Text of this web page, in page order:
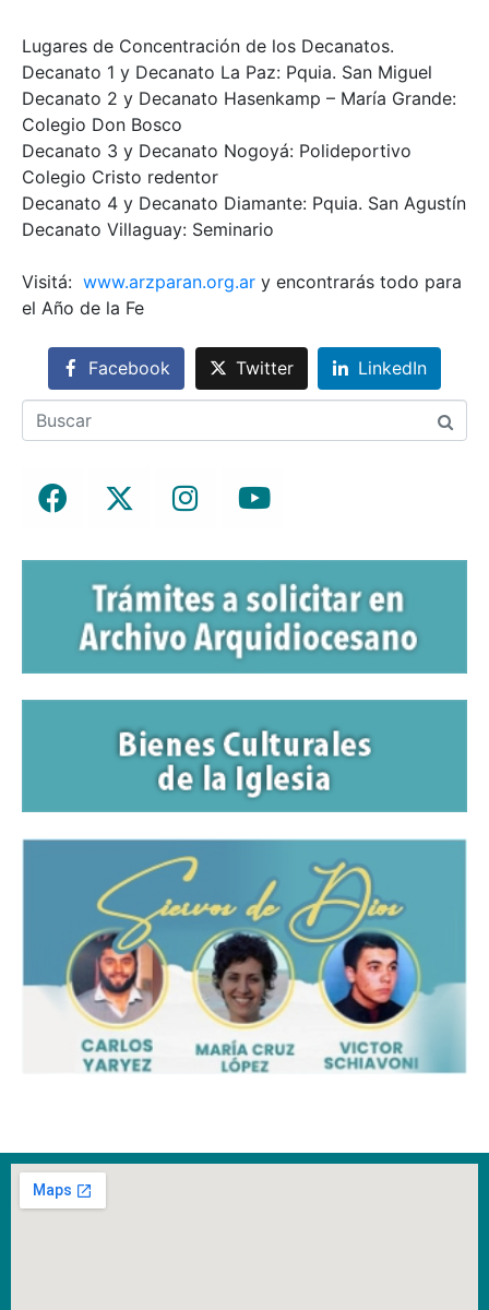
Lugares de Concentración de los Decanatos.
Decanato 1 y Decanato La Paz: Pquia. San Miguel
Decanato 2 y Decanato Hasenkamp – María Grande:
Colegio Don Bosco
Decanato 3 y Decanato Nogoyá: Polideportivo
Colegio Cristo redentor
Decanato 4 y Decanato Diamante: Pquia. San Agustín
Decanato Villaguay: Seminario
Visitá: www.arzparan.org.ar y encontrarás todo para
el Año de la Fe
Facebook Twitter LinkedIn